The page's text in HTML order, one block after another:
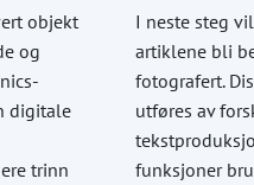
objekt
og
digitale
trinn
I neste steg
artiklene bli
fotografert.
utføres av
funksjoner